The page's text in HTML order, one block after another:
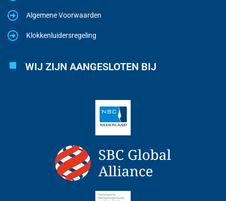
Algemene Voorwaarden
Klokkenluidersregeling
WIJ ZIJN AANGESLOTEN BIJ